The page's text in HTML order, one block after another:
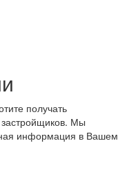
получать
Мы
информация в Вашем